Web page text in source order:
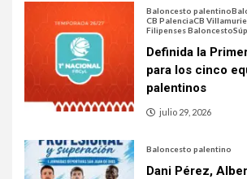
Baloncesto palentino
CB PalenciaCB
Filipenses Baloncesto
Definida la
para los cinco
palentinos
julio 29, 2026
Baloncesto palentino
Dani Pérez,